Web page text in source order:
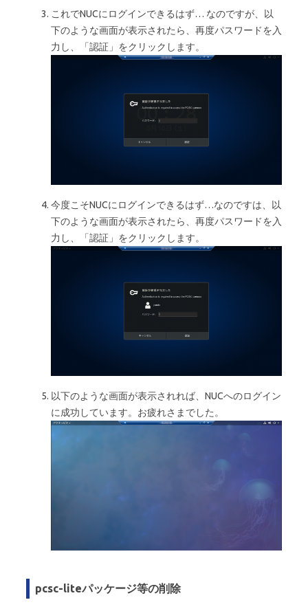
これでNUCにログインできるはず… なのですが、以
下のような画面が表示されたら、再度パスワードを入
力し、「認証」をクリックします。
今度こそNUCにログインできるはず…なのですは、以
下のような画面が表示されたら、再度パスワードを入
力し、「認証」をクリックします。
以下のような画面が表示されれば、NUCへのログイン
に成功しています。お疲れさまでした。
pcsc-liteパッケージ等の削除